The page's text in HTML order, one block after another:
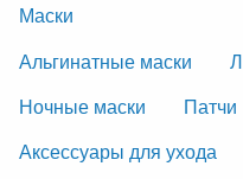
Маски
Альгинатные маски
Ночные маски
Патчи
Аксессуары для ухода